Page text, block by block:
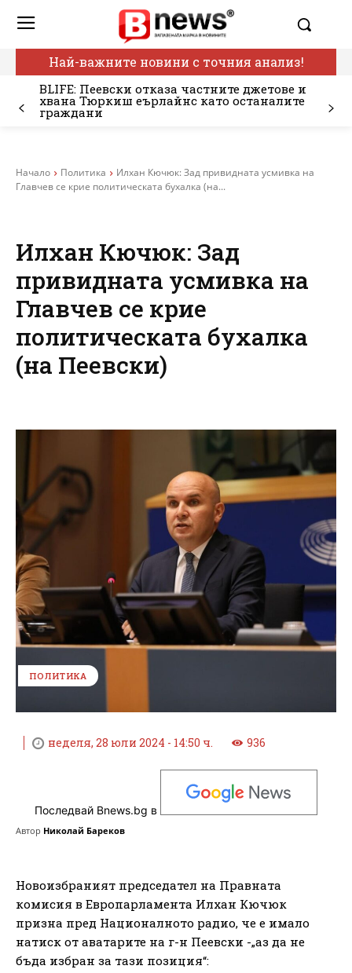
Най-важните новини с точния анализ!
BLIFE: Пеевски отказа частните джетове и
хвана Тюркиш еърлайнс като останалите
граждани
Начало Политика
Илхан Кючюк: Зад привидната усмивка на
Главчев се крие политическата бухалка (на...
Илхан Кючюк: Зад
привидната усмивка на
Главчев се крие
политическата бухалка
(на Пеевски)
ПОЛИТИКА
неделя, 28 юли 2024 - 14:50 ч. 936
Последвай Bnews.bg в
Автор Николай Бареков
Новоизбраният председател на Правната
комисия в Европарламента Илхан Кючюк
призна пред Националното радио, че е имало
натиск от аватарите на г-н Пеевски -„аз да не
бъда избран за тази позиция“: